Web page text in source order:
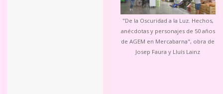
"De la Oscuridad a la Luz. Hechos,
anécdotas y personajes de 50 años
de AGEM en Mercabarna", obra de
Josep Faura y Lluís Lainz